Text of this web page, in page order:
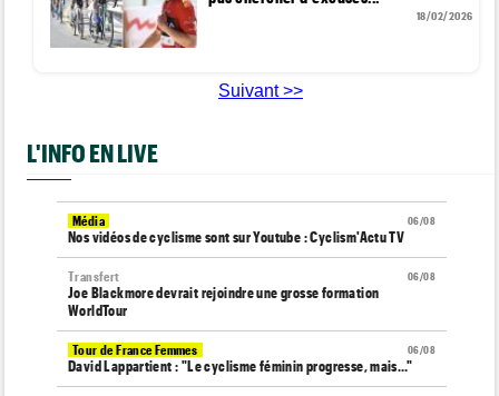
18/02/2026
Suivant >>
L'INFO EN LIVE
06/08
Média
Nos vidéos de cyclisme sont sur Youtube : Cyclism'Actu TV
06/08
Transfert
Joe Blackmore devrait rejoindre une grosse formation
WorldTour
06/08
Tour de France Femmes
David Lappartient : "Le cyclisme féminin progresse, mais…"